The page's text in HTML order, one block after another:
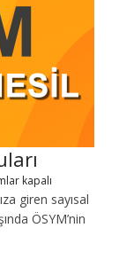
kapalı
giren sayısal
ÖSYM’nin